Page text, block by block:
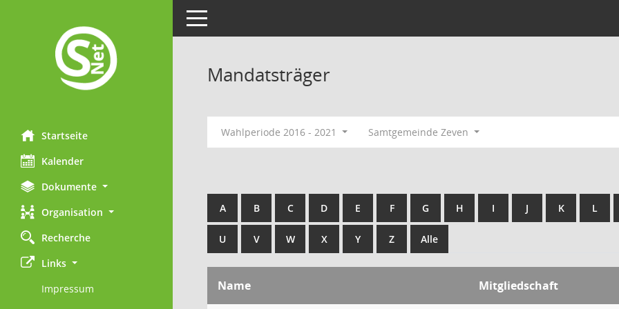
Startseite
Kalender
Dokumente
Organisation
Recherche
Links
Impressum
Toggle navigation
Mandatsträger
Wahlperiode 2016 - 2021 Samtgemeinde Zeven
A B C D E F G H I J K L
U V W X Y Z Alle
Name Mitgliedschaft